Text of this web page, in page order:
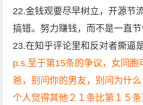
22.金钱观要尽早树立，开源节
搞错。努力赚钱，而不是一直节
23.在知乎评论里和反对者撕逼
p.s.至于第15条的争议，女同胞
爸，别问你的男友，别问为什
个人觉得其他２１条比第１５条